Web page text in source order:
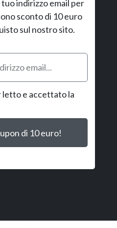
indirizzo email per
sconto di 10 euro
sul nostro sito.
letto e accettato la
di 10 euro!